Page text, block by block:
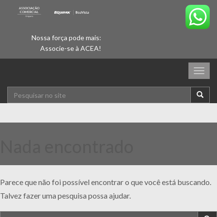
Nossa força pode mais:
Associe-se à ACEA!
Parece que não foi possível encontrar o que você está buscando.
Talvez fazer uma pesquisa possa ajudar.